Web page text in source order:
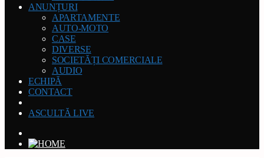
ANUNȚURI
APARTAMENTE
AUTO-MOTO
CASE
DIVERSE
SOCIETĂȚI COMERCIALE
AUDIO
ECHIPĂ
CONTACT
ASCULTĂ LIVE